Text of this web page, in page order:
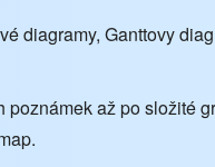
diagramy, Ganttovy
poznámek až po složité